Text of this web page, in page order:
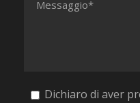
Dichiaro di aver